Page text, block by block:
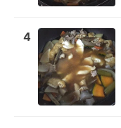
4